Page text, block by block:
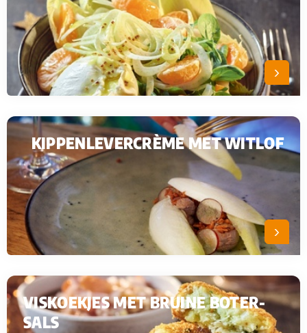
KIPPENLEVERCRÈME MET WITLOF
VISKOEKJES MET BRUINE BOTER-
SALS